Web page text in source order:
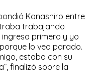
Kanashiro entre
trabajando
ingresa primero y yo
lo veo parado.
estaba con su
finalizó sobre la